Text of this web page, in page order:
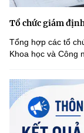
Tổ chức giám
Tổng hợp các tổ
Khoa học và Công